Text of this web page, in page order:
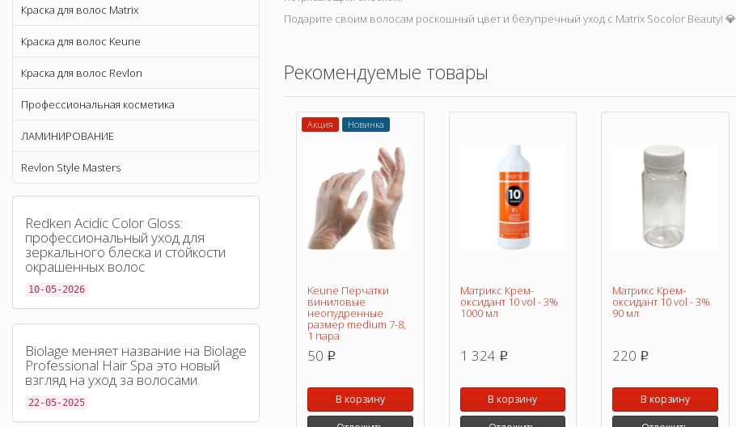
Краска для волос Matrix
Краска для волос Keune
Краска для волос Revlon
Профессиональная косметика
ЛАМИНИРОВАНИЕ
Revlon Style Masters
Redken Acidic Color Gloss:
профессиональный уход для
зеркального блеска и стойкости
окрашенных волос
10-05-2026
Biolage меняет название на Biolage
Professional Hair Spa это новый
взгляд на уход за волосами.
22-05-2025
Подарите своим волосам роскошный цвет и безупречный уход с Matrix Socolor Beauty! 💎
Рекомендуемые товары
Акция Новинка
Keune Перчатки
виниловые
неопудренные
размер medium 7-8,
1 пара
50 p
В корзину
Матрикс Крем-
оксидант 10 vol - 3%
1000 мл
1 324 p
В корзину
Матрикс Крем-
оксидант 10 vol - 3%
90 мл
220 p
В корзину